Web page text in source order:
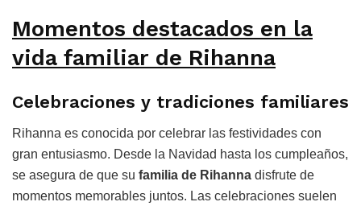
Momentos destacados en la
vida familiar de Rihanna
Celebraciones y tradiciones familiares
Rihanna es conocida por celebrar las festividades con
gran entusiasmo. Desde la Navidad hasta los cumpleaños,
se asegura de que su familia de Rihanna disfrute de
momentos memorables juntos. Las celebraciones suelen